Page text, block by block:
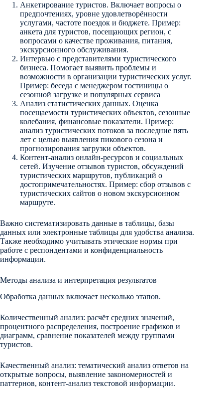
Анкетирование туристов. Включает вопросы о
предпочтениях, уровне удовлетворённости
услугами, частоте поездок и бюджете. Пример:
анкета для туристов, посещающих регион, с
вопросами о качестве проживания, питания,
экскурсионного обслуживания.
Интервью с представителями туристического
бизнеса. Помогает выявить проблемы и
возможности в организации туристических услуг.
Пример: беседа с менеджером гостиницы о
сезонной загрузке и популярных сервиса
Анализ статистических данных. Оценка
посещаемости туристических объектов, сезонные
колебания, финансовые показатели. Пример:
анализ туристических потоков за последние пять
лет с целью выявления пикового сезона и
прогнозирования загрузки объектов.
Контент-анализ онлайн-ресурсов и социальных
сетей. Изучение отзывов туристов, обсуждений
туристических маршрутов, публикаций о
достопримечательностях. Пример: сбор отзывов с
туристических сайтов о новом экскурсионном
маршруте.
Важно систематизировать данные в таблицы, базы
данных или электронные таблицы для удобства анализа.
Также необходимо учитывать этические нормы при
работе с респондентами и конфиденциальность
информации.
Методы анализа и интерпретация результатов
Обработка данных включает несколько этапов.
Количественный анализ: расчёт средних значений,
процентного распределения, построение графиков и
диаграмм, сравнение показателей между группами
туристов.
Качественный анализ: тематический анализ ответов на
открытые вопросы, выявление закономерностей и
паттернов, контент-анализ текстовой информации.